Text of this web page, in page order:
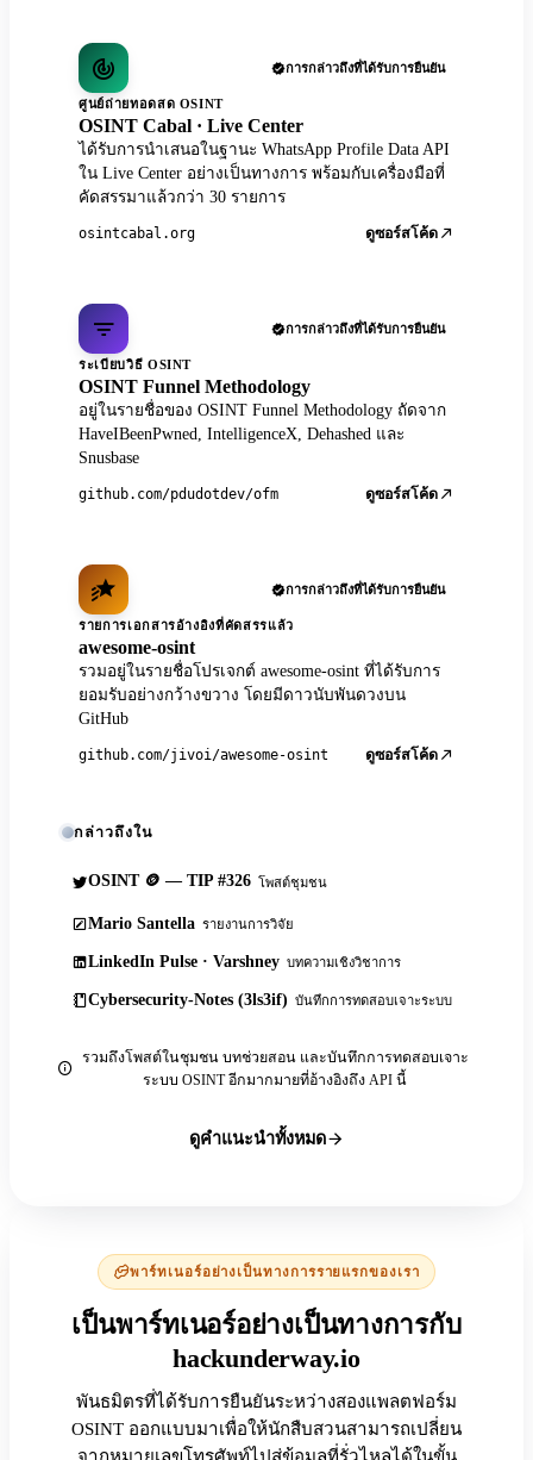
การกล่าวถึงที่ได้รับการยืนยัน
ศูนย์ถ่ายทอดสด OSINT
OSINT Cabal · Live Center
ได้รับการนำเสนอในฐานะ WhatsApp Profile Data API
ใน Live Center อย่างเป็นทางการ พร้อมกับเครื่องมือที่
คัดสรรมาแล้วกว่า 30 รายการ
osintcabal.org ดูซอร์สโค้ด
การกล่าวถึงที่ได้รับการยืนยัน
ระเบียบวิธี OSINT
OSINT Funnel Methodology
อยู่ในรายชื่อของ OSINT Funnel Methodology ถัดจาก
HaveIBeenPwned, IntelligenceX, Dehashed และ
Snusbase
github.com/pdudotdev/ofm ดูซอร์สโค้ด
การกล่าวถึงที่ได้รับการยืนยัน
รายการเอกสารอ้างอิงที่คัดสรรแล้ว
awesome-osint
รวมอยู่ในรายชื่อโปรเจกต์ awesome-osint ที่ได้รับการ
ยอมรับอย่างกว้างขวาง โดยมีดาวนับพันดวงบน
GitHub
github.com/jivoi/awesome-osint ดูซอร์สโค้ด
กล่าวถึงใน
OSINT 🪙 — TIP #326 โพสต์ชุมชน
Mario Santella รายงานการวิจัย
LinkedIn Pulse · Varshney บทความเชิงวิชาการ
Cybersecurity-Notes (3ls3if) บันทึกการทดสอบเจาะระบบ
รวมถึงโพสต์ในชุมชน บทช่วยสอน และบันทึกการทดสอบเจาะ
ระบบ OSINT อีกมากมายที่อ้างอิงถึง API นี้
ดูคำแนะนำทั้งหมด
พาร์ทเนอร์อย่างเป็นทางการรายแรกของเรา
เป็นพาร์ทเนอร์อย่างเป็นทางการกับ
hackunderway.io
พันธมิตรที่ได้รับการยืนยันระหว่างสองแพลตฟอร์ม
OSINT ออกแบบมาเพื่อให้นักสืบสวนสามารถเปลี่ยน